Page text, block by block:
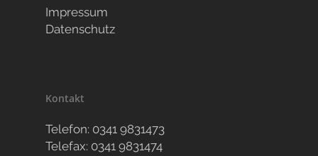
Impressum
Datenschutz
Kontakt
Telefon: 0341 9831473
Telefax: 0341 9831474